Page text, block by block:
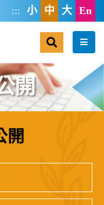
::: 小 中 大 En
選單
開
開